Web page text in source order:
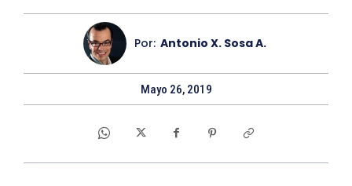
Por: Antonio X. Sosa A.
Mayo 26, 2019